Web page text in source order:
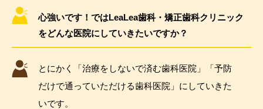
心強いです！ではLeaLea歯科・矯正歯科クリニック
をどんな医院にしていきたいですか？
とにかく「治療をしないで済む歯科医院」「予防
だけで通っていただける歯科医院」にしていきた
いです。